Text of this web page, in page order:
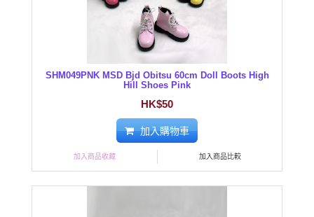
SHM049PNK MSD Bjd Obitsu 60cm Doll Boots High
Hill Shoes Pink
HK$50
加入購物車
加入商品收藏 加入商品比較